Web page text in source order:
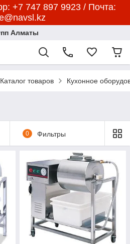
+7 747 897 9923 / Почта:
Алматы
Каталог товаров Кухонное
0 Фильтры